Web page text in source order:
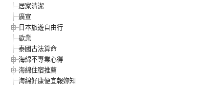
居家清潔
廣宣
日本旅遊自由行
歇業
泰國古法算命
海綿不專業心得
海綿住宿推薦
海綿好康便宜報妳知